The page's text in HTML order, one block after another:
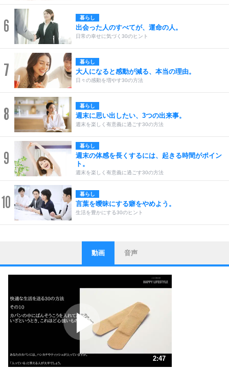
6 暮らし
出会った人のすべてが、運命の人。
日常の幸せに気づく30のヒント
7 暮らし
大人になると感動が減る、本当の理由。
日々の感動を増やす30の方法
8 暮らし
週末に思い出したい、3つの出来事。
週末を楽しく有意義に過ごす30の方法
9
暮らし
週末の体感を長くするには、起きる時間がポイン
ト。
週末を楽しく有意義に過ごす30の方法
10 暮らし
言葉を曖昧にする癖をやめよう。
生活を豊かにする30のヒント
1
ストレス対策
他人と比べない。
いっそのこと、他人を見ない。
いらいらしない人になる30の方法
ポジティブになれない原因は、行動しないから。
ポジティブ思考になる30の方法
ストレス対策
人生、なんとかなるもの。
気楽に生きる30の方法
動画 音声
2:47